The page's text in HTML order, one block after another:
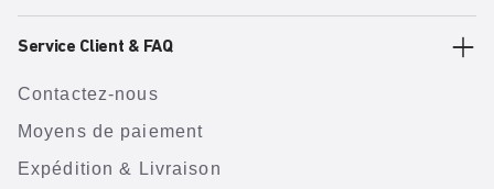
Service Client & FAQ
Contactez-nous
Moyens de paiement
Expédition & Livraison